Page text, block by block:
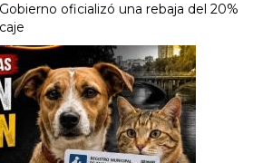
oficializó una rebaja del 20%